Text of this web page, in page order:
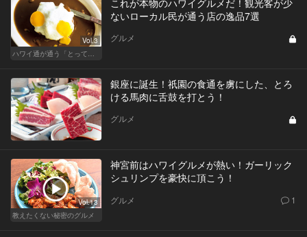
Vol.3
ハワイ通が通う「とっておき」レストランはココだ！
ないローカル民が通う店の逸品7選
グルメ
銀座に誕生！祇園の食通を虜にした、とろ
ける馬肉に舌鼓を打とう！
グルメ
Vol.13
教えたくない秘密のグルメ
神宮前はハワイグルメが熱い！ガーリック
シュリンプを豪快に頂こう！
グルメ 1